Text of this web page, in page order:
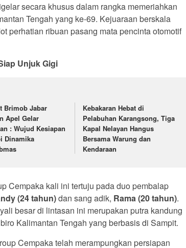
secara khusus dalam rangka memeriahkan
Tengah yang ke-69. Kejuaraan berskala
perhatian ribuan pasang mata pencinta otomotif
Unjuk Gigi
Brimob Jabar
Apel Gelar
: Wujud Kesiapan
Dinamika
Kebakaran Hebat di
Pelabuhan Karangsong, Tiga
Kapal Nelayan Hangus
Bersama Warung dan
Kendaraan
Cempaka kali ini tertuju pada duo pembalap
(24 tahun)dan sang adik, Rama (20 tahun).
besar di lintasan ini merupakan putra kandung
Kalimantan Tengah yang berbasis di Sampit.
Cempaka telah merampungkan persiapan